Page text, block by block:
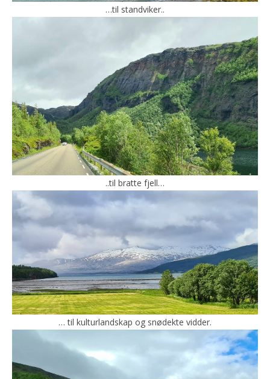
…til standviker..
..til bratte fjell…
… til kulturlandskap og snødekte vidder.